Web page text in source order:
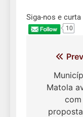
Siga-nos e
10
Post
Matola